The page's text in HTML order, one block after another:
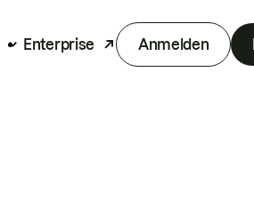
Enterprise Anmelden